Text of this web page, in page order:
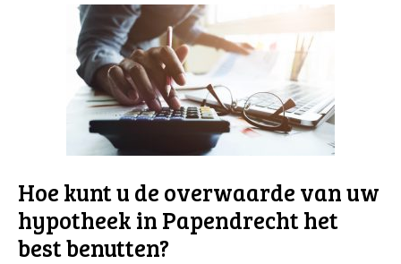
Hoe kunt u de overwaarde van uw
hypotheek in Papendrecht het
best benutten?